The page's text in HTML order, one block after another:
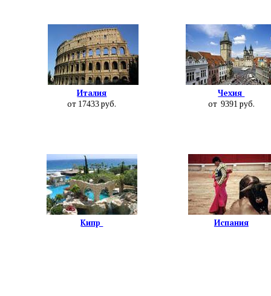
Италия
от 17433 руб.
Чехия
от 9391 руб.
Кипр Испания